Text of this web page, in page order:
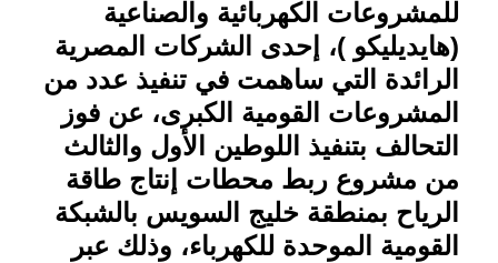
للمشروعات الكهربائية والصناعية
(هايديليكو )، إحدى الشركات المصرية
الرائدة التي ساهمت في تنفيذ عدد من
المشروعات القومية الكبرى، عن فوز
التحالف بتنفيذ اللوطين الأول والثالث
من مشروع ربط محطات إنتاج طاقة
الرياح بمنطقة خليج السويس بالشبكة
القومية الموحدة للكهرباء، وذلك عبر